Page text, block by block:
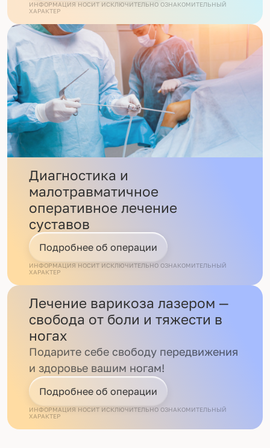
ИНФОРМАЦИЯ НОСИТ ИСКЛЮЧИТЕЛЬНО ОЗНАКОМИТЕЛЬНЫЙ
ХАРАКТЕР
Диагностика и
малотравматичное
оперативное лечение
суставов
Подробнее об операции
ИНФОРМАЦИЯ НОСИТ ИСКЛЮЧИТЕЛЬНО ОЗНАКОМИТЕЛЬНЫЙ
ХАРАКТЕР
Лечение варикоза лазером —
свобода от боли и тяжести в
ногах
Подарите себе свободу передвижения
и здоровье вашим ногам!
Подробнее об операции
ИНФОРМАЦИЯ НОСИТ ИСКЛЮЧИТЕЛЬНО ОЗНАКОМИТЕЛЬНЫЙ
ХАРАКТЕР